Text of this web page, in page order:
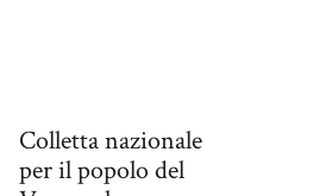
Colletta nazionale
per il popolo del